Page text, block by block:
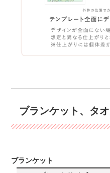
ブランケット、タ
ブランケット